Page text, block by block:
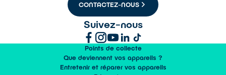
CONTACTEZ-NOUS
Suivez-nous
Points de collecte
Que deviennent vos appareils ?
Entretenir et réparer vos appareils